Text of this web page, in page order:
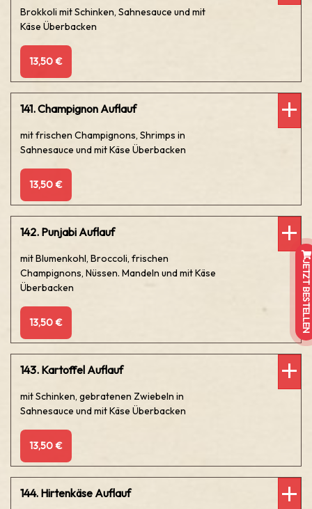
Brokkoli mit Schinken, Sahnesauce und mit
Käse Überbacken
13,50 €
141. Champignon Auflauf
mit frischen Champignons, Shrimps in
Sahnesauce und mit Käse Überbacken
13,50 €
142. Punjabi Auflauf
mit Blumenkohl, Broccoli, frischen
Champignons, Nüssen. Mandeln und mit Käse
Überbacken
13,50 €
143. Kartoffel Auflauf
mit Schinken, gebratenen Zwiebeln in
Sahnesauce und mit Käse Überbacken
13,50 €
144. Hirtenkäse Auflauf
JETZT BESTELLEN